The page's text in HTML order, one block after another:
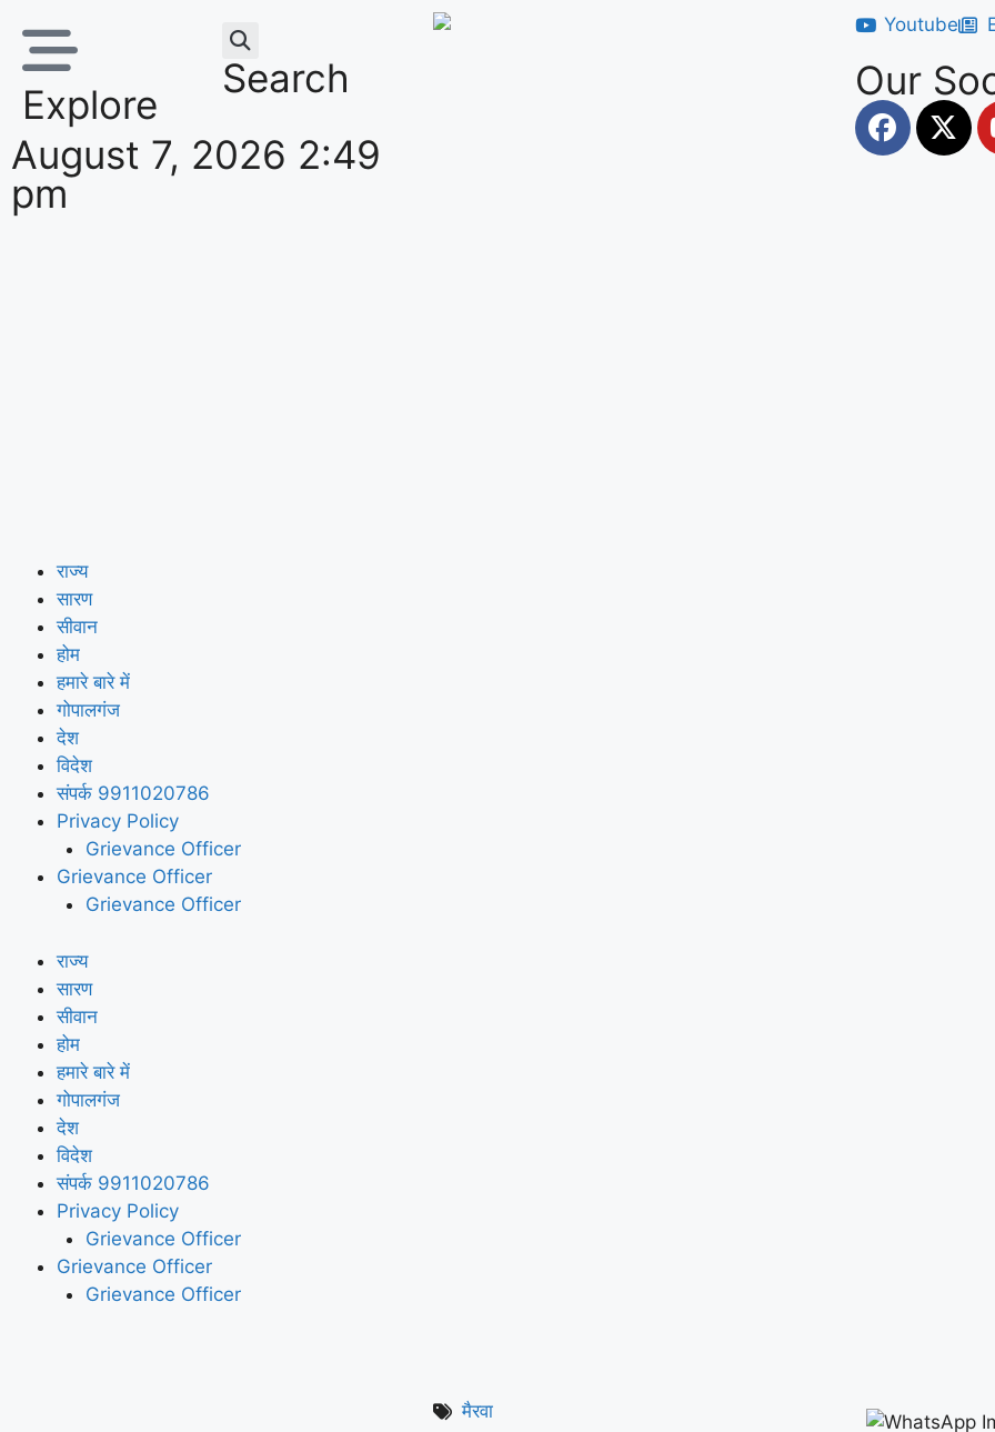
Explore
Search
August 7, 2026 2:49
pm
Youtube
Our
राज्य
सारण
सीवान
होम
हमारे बारे में
गोपालगंज
देश
विदेश
संपर्क 9911020786
Privacy Policy
Grievance Officer
Grievance Officer
Grievance Officer
राज्य
सारण
सीवान
होम
हमारे बारे में
गोपालगंज
देश
विदेश
संपर्क 9911020786
Privacy Policy
Grievance Officer
Grievance Officer
Grievance Officer
मैरवा